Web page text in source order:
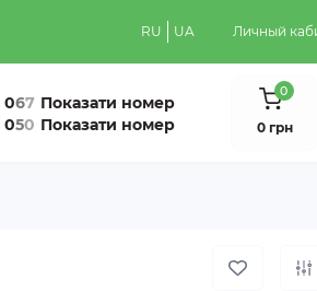
RU UA Личный
067 Показати номер
050 Показати номер
0
0 грн